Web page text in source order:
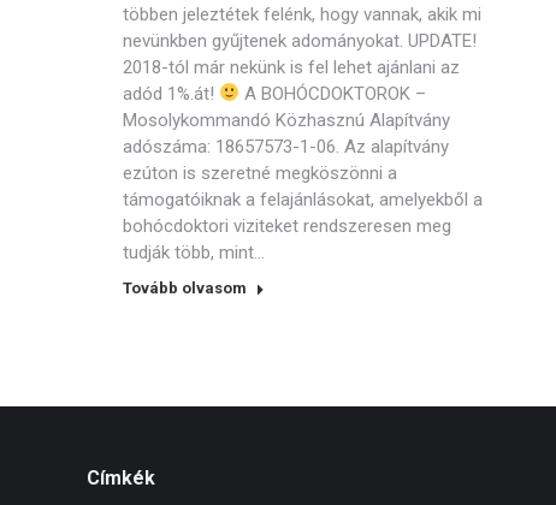
többen jeleztétek felénk, hogy vannak, akik mi
nevünkben gyűjtenek adományokat. UPDATE!
2018-tól már nekünk is fel lehet ajánlani az
adód 1%.át!
A BOHÓCDOKTOROK –
Mosolykommandó Közhasznú Alapítvány
adószáma: 18657573-1-06. Az alapítvány
ezúton is szeretné megköszönni a
támogatóiknak a felajánlásokat, amelyekből a
bohócdoktori viziteket rendszeresen meg
tudják több, mint…
Tovább olvasom
Címkék